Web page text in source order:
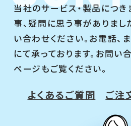
当社のサービス・製品につき
事、疑問に思う事がありまし
い合わせください。お電話、
にて承っております。お問い
ページもご覧ください。
よくあるご質問 ご注